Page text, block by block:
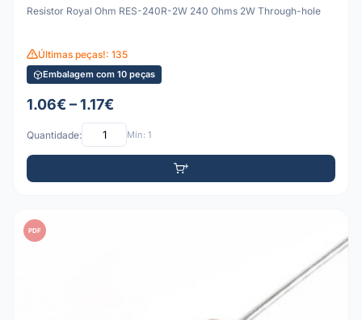
Resistor Royal Ohm RES-240R-2W 240 Ohms 2W Through-hole
Últimas peças!: 135
Embalagem com 10 peças
1.06€ – 1.17€
Quantidade: Mín: 1
PDF